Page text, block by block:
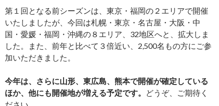
第１回となる前シーズンは、東京・福岡の２エリアで開催
いたしましたが、今回は札幌・東京・名古屋・大阪・中
国・愛媛・福岡・沖縄の８エリア、32地区へと、拡大しま
した。また、前年と比べて３倍近い、2,500名もの方にご参
加いただきました。
今年は、さらに山形、東広島、熊本で開催が確定している
ほか、他にも開催地が増える予定です。
どうぞ、ご期待く